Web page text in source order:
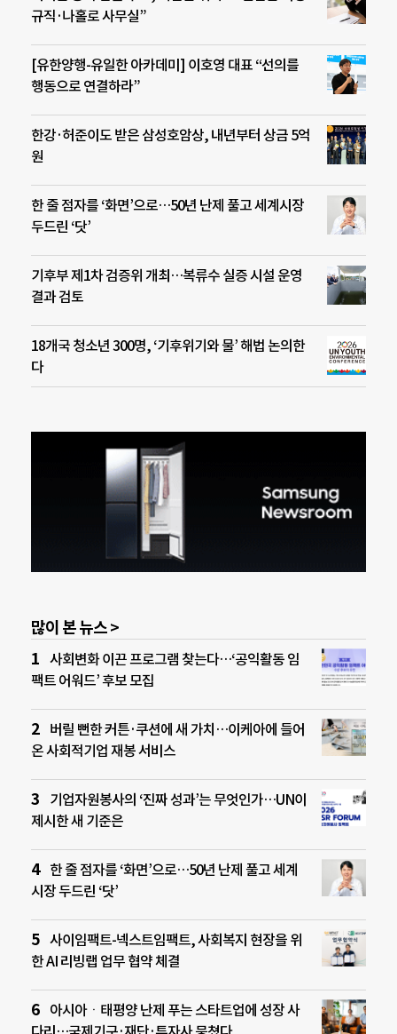
규직·나홀로 사무실”
[유한양행-유일한 아카데미] 이호영 대표 “선의를
행동으로 연결하라”
한강·허준이도 받은 삼성호암상, 내년부터 상금 5억
원
한 줄 점자를 ‘화면’으로…50년 난제 풀고 세계시장
두드린 ‘닷’
기후부 제1차 검증위 개최…복류수 실증 시설 운영
결과 검토
18개국 청소년 300명, ‘기후위기와 물’ 해법 논의한
다
많이 본 뉴스 >
사회변화 이끈 프로그램 찾는다…‘공익활동 임
팩트 어워드’ 후보 모집
버릴 뻔한 커튼·쿠션에 새 가치…이케아에 들어
온 사회적기업 재봉 서비스
기업자원봉사의 ‘진짜 성과’는 무엇인가…UN이
제시한 새 기준은
한 줄 점자를 ‘화면’으로…50년 난제 풀고 세계
시장 두드린 ‘닷’
사이임팩트-넥스트임팩트, 사회복지 현장을 위
한 AI 리빙랩 업무 협약 체결
아시아ㆍ태평양 난제 푸는 스타트업에 성장 사